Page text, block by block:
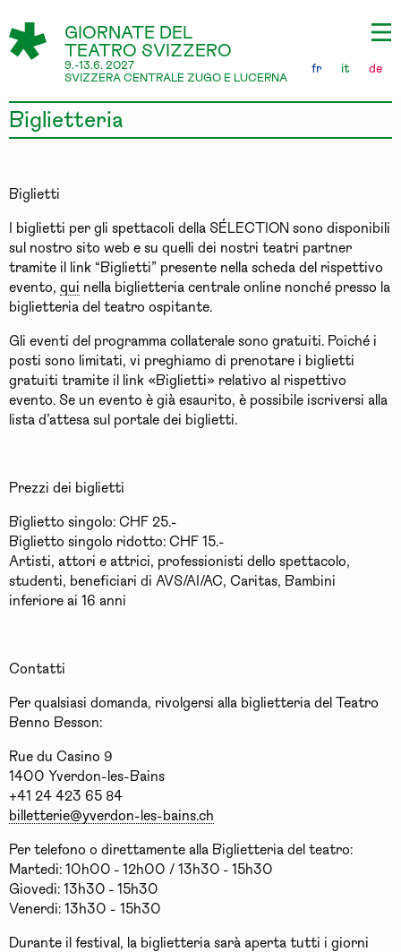
GIORNATE DEL
TEATRO SVIZZERO
9.-13.6. 2027
SVIZZERA CENTRALE ZUGO E LUCERNA
fr it de
Biglietteria
Biglietti
I biglietti per gli spettacoli della SÉLECTION sono disponibili
sul nostro sito web e su quelli dei nostri teatri partner
tramite il link “Biglietti” presente nella scheda del rispettivo
evento, qui nella biglietteria centrale online nonché presso la
biglietteria del teatro ospitante.
Gli eventi del programma collaterale sono gratuiti. Poiché i
posti sono limitati, vi preghiamo di prenotare i biglietti
gratuiti tramite il link «Biglietti» relativo al rispettivo
evento. Se un evento è già esaurito, è possibile iscriversi alla
lista d’attesa sul portale dei biglietti.
Prezzi dei biglietti
Biglietto singolo: CHF 25.-
Biglietto singolo ridotto: CHF 15.-
Artisti, attori e attrici, professionisti dello spettacolo,
studenti, beneficiari di AVS/AI/AC, Caritas, Bambini
inferiore ai 16 anni
Contatti
Per qualsiasi domanda, rivolgersi alla biglietteria del Teatro
Benno Besson:
Rue du Casino 9
1400 Yverdon-les-Bains
+41 24 423 65 84
billetterie@yverdon-les-bains.ch
Per telefono o direttamente alla Biglietteria del teatro:
Martedi: 10h00 - 12h00 / 13h30 - 15h30
Giovedi: 13h30 - 15h30
Venerdi: 13h30 - 15h30
Durante il festival, la biglietteria sarà aperta tutti i giorni